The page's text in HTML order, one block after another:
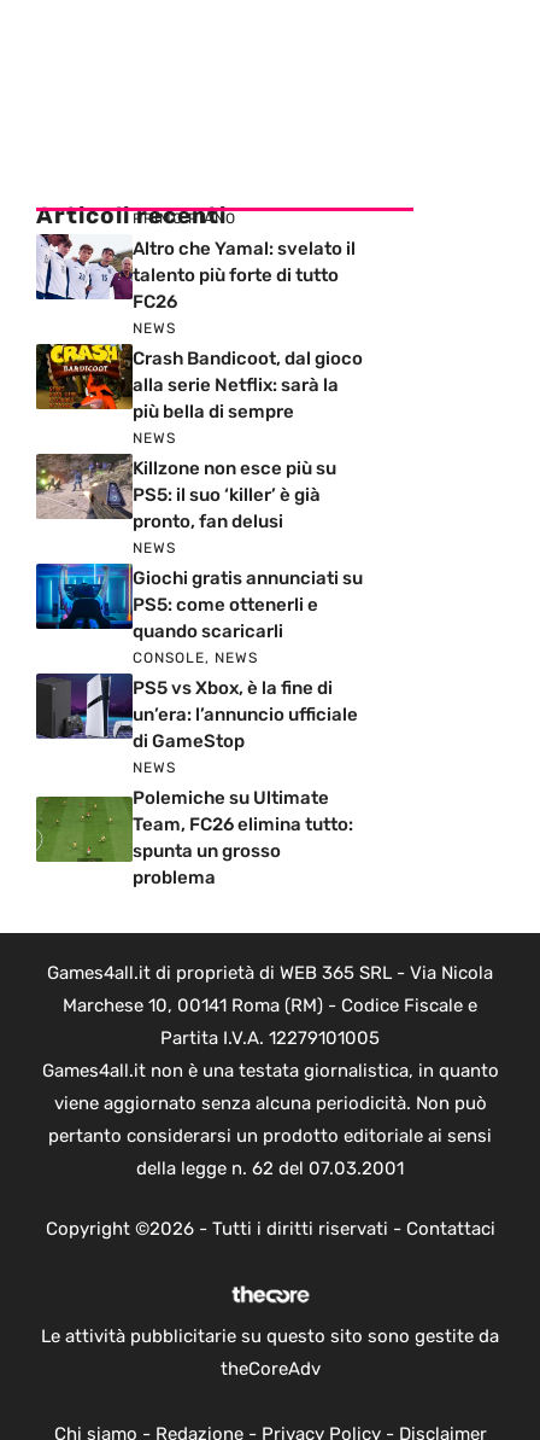
Articoli recenti
PRIMO PIANO
Altro che Yamal: svelato il
talento più forte di tutto
FC26
NEWS
Crash Bandicoot, dal gioco
alla serie Netflix: sarà la
più bella di sempre
NEWS
Killzone non esce più su
PS5: il suo ‘killer’ è già
pronto, fan delusi
NEWS
Giochi gratis annunciati su
PS5: come ottenerli e
quando scaricarli
CONSOLE, NEWS
PS5 vs Xbox, è la fine di
un’era: l’annuncio ufficiale
di GameStop
NEWS
Polemiche su Ultimate
Team, FC26 elimina tutto:
spunta un grosso
problema
Games4all.it di proprietà di WEB 365 SRL - Via Nicola
Marchese 10, 00141 Roma (RM) - Codice Fiscale e
Partita I.V.A. 12279101005
Games4all.it non è una testata giornalistica, in quanto
viene aggiornato senza alcuna periodicità. Non può
pertanto considerarsi un prodotto editoriale ai sensi
della legge n. 62 del 07.03.2001
Copyright ©2026 - Tutti i diritti riservati - Contattaci
Le attività pubblicitarie su questo sito sono gestite da
theCoreAdv
Chi siamo - Redazione- Privacy Policy- Disclaimer